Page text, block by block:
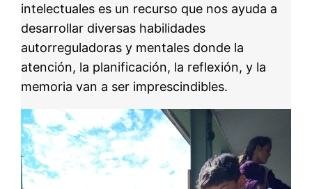
intelectuales es un recurso que nos ayuda a
desarrollar diversas habilidades
autorreguladoras y mentales donde la
atención, la planificación, la reflexión, y la
memoria van a ser imprescindibles.